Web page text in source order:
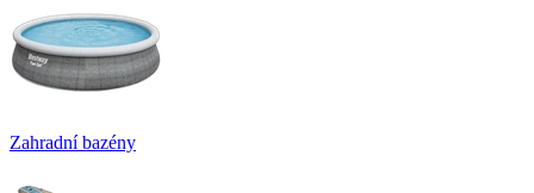
Zahradní bazény